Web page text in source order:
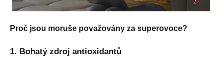
Proč jsou moruše považovány za superovoce?
1. Bohatý zdroj antioxidantů